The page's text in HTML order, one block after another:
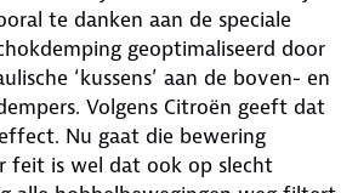
te danken aan de speciale
geoptimaliseerd door
‘kussens’ aan de boven- en
Volgens Citroën geeft dat
Nu gaat die bewering
feit is wel dat ook op slecht